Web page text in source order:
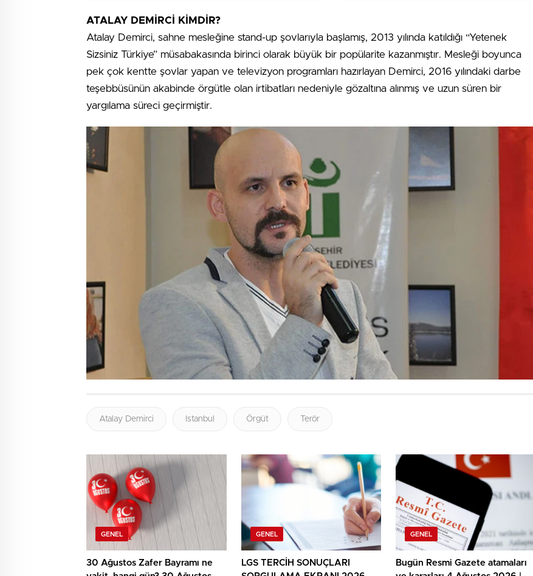
ATALAY DEMİRCİ KİMDİR?
Atalay Demirci, sahne mesleğine stand-up şovlarıyla başlamış, 2013 yılında katıldığı “Yetenek
Sizsiniz Türkiye” müsabakasında birinci olarak büyük bir popülarite kazanmıştır. Mesleği boyunca
pek çok kentte şovlar yapan ve televizyon programları hazırlayan Demirci, 2016 yılındaki darbe
teşebbüsünün akabinde örgütle olan irtibatları nedeniyle gözaltına alınmış ve uzun süren bir
yargılama süreci geçirmiştir.
Atalay Demirci Istanbul Örgüt Terör
GENEL
30 Ağustos Zafer Bayramı ne
GENEL
LGS TERCİH SONUÇLARI
GENEL
Bugün Resmi Gazete atamaları